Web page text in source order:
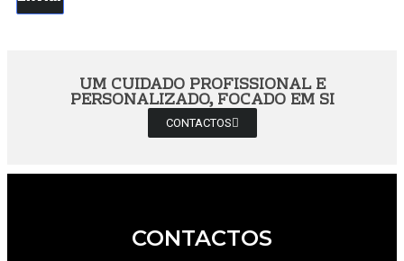
UM CUIDADO PROFISSIONAL E
PERSONALIZADO, FOCADO EM SI
CONTACTOS
CONTACTOS